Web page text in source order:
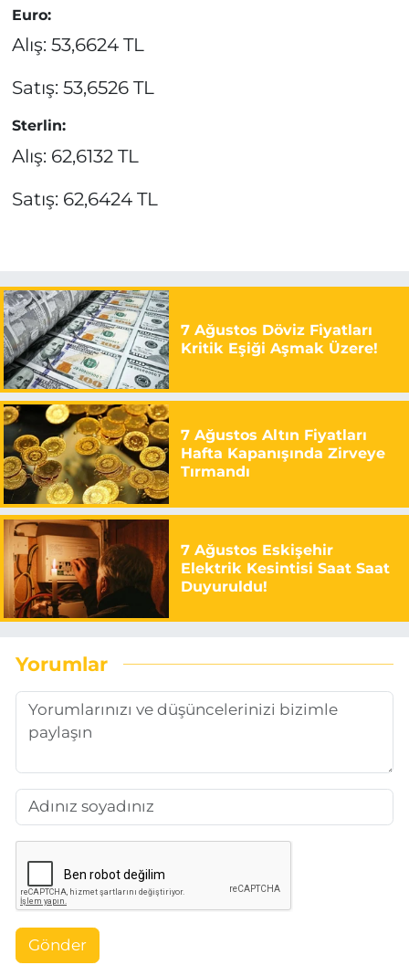
Euro:
Alış: 53,6624 TL
Satış: 53,6526 TL
Sterlin:
Alış: 62,6132 TL
Satış: 62,6424 TL
7 Ağustos Döviz Fiyatları
Kritik Eşiği Aşmak Üzere!
7 Ağustos Altın Fiyatları
Hafta Kapanışında Zirveye
Tırmandı
7 Ağustos Eskişehir
Elektrik Kesintisi Saat Saat
Duyuruldu!
Yorumlar
Gönder